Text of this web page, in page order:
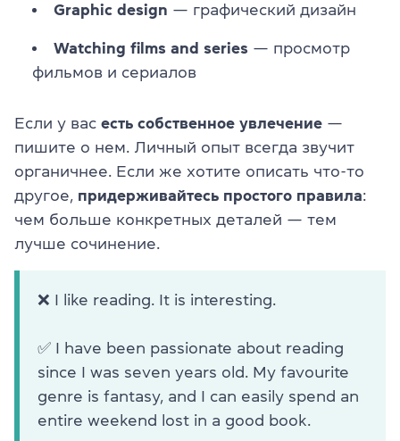
Graphic design — графический дизайн
Watching films and series — просмотр
фильмов и сериалов
Если у вас есть собственное увлечение —
пишите о нем. Личный опыт всегда звучит
органичнее. Если же хотите описать что-то
другое,
придерживайтесь простого правила:
чем больше конкретных деталей — тем
лучше сочинение.
❌ I like reading. It is interesting.
✅ I have been passionate about reading
since I was seven years old. My favourite
genre is fantasy, and I can easily spend an
entire weekend lost in a good book.